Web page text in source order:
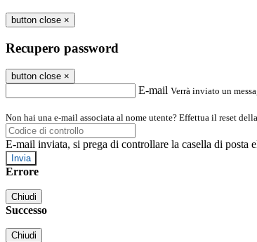
button close ×
Recupero password
button close ×
E-mail Verrà inviato un
Non hai una e-mail associata al nome utente? Effettua il reset
E-mail inviata, si prega di controllare la casella di posta
Errore
Chiudi
Successo
Chiudi